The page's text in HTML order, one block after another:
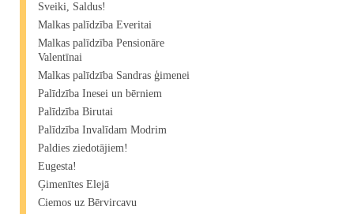
Sveiki, Saldus!
Malkas palīdzība Everitai
Malkas palīdzība Pensionāre
Valentīnai
Malkas palīdzība Sandras ģimenei
Palīdzība Inesei un bērniem
Palīdzība Birutai
Palīdzība Invalīdam Modrim
Paldies ziedotājiem!
Eugesta!
Ģimenītes Elejā
Ciemos uz Bērvircavu